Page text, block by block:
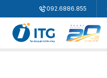
092.6886.855